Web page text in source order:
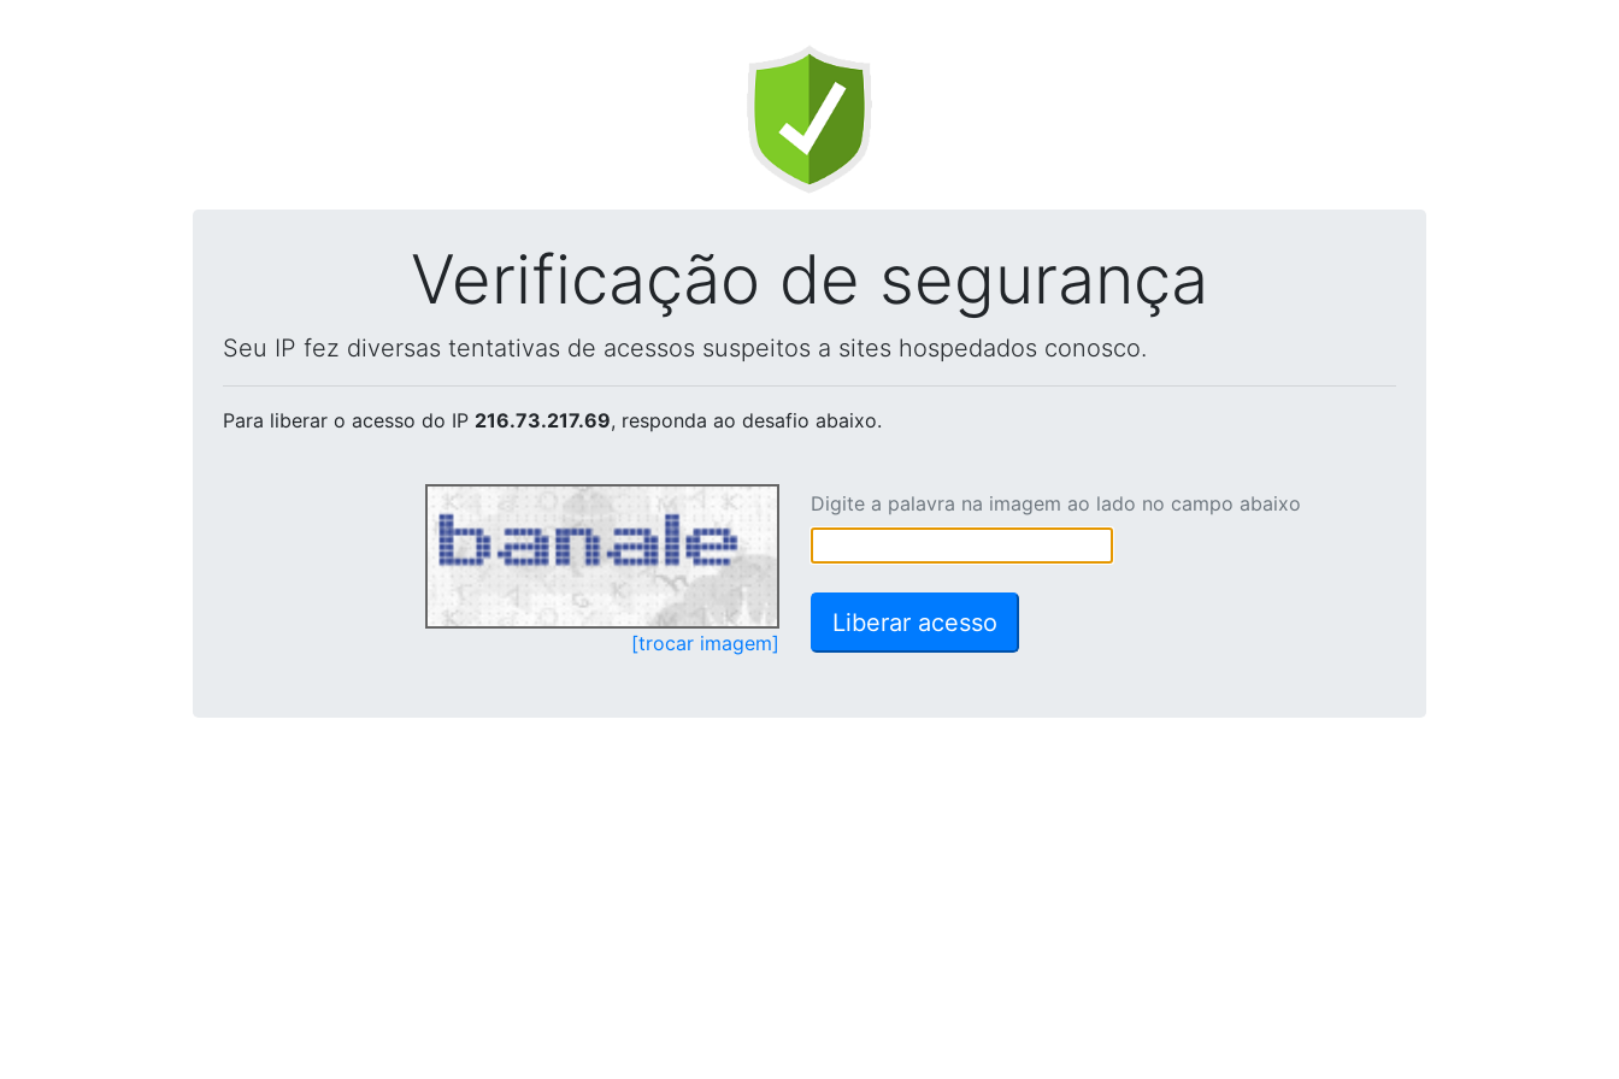
Verificação de segurança
Seu IP fez diversas tentativas de acessos suspeitos a sites hospedados conosco.
Para liberar o acesso do IP 216.73.217.69, responda ao desafio abaixo.
[trocar imagem]
Digite a palavra na imagem ao lado no campo abaixo